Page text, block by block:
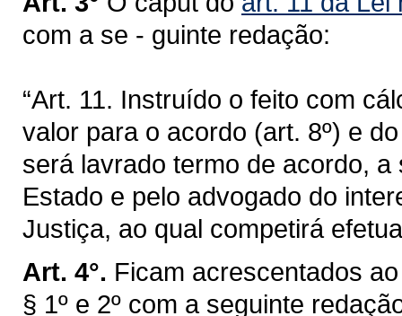
com a se - guinte redação:
“Art. 11. Instruído o feito com
valor para o acordo (art. 8º) e
será lavrado termo de acordo,
Estado e pelo advogado do
Justiça, ao qual competirá
Art. 4°. Ficam acrescentados
§ 1º e 2º com a seguinte